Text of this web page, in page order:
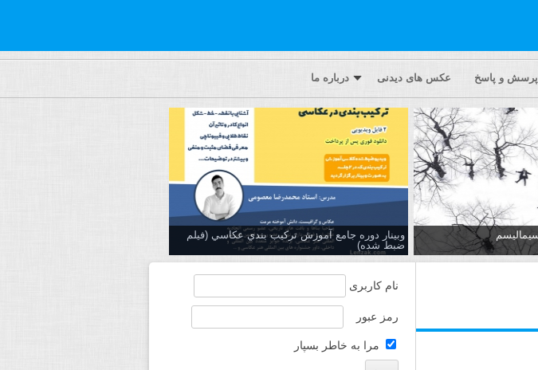
پرسش و پاسخ عکس های دیدنی درباره ما
وبینار دوره جامع آموزش تركيب بندي عكاسي (فیلم
ضبط شده)
نام کاربری
رمز عبور
مرا به خاطر بسپار